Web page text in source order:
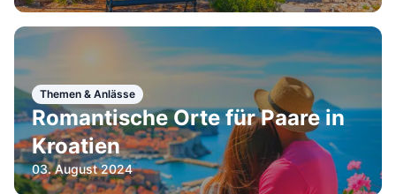
Themen & Anlässe
Romantische Orte für Paare in
Kroatien
03. August 2024